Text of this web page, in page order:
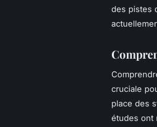
des pistes
cruciale
place des
études ont